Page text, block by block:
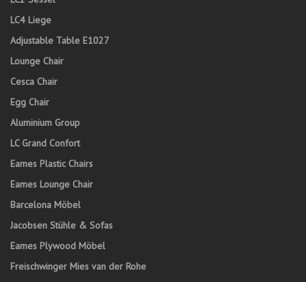
LC4 Liege
Adjustable Table E1027
Lounge Chair
Cesca Chair
Egg Chair
Aluminium Group
LC Grand Confort
Eames Plastic Chairs
Eames Lounge Chair
Barcelona Möbel
Jacobsen Stühle & Sofas
Eames Plywood Möbel
Freischwinger Mies van der Rohe